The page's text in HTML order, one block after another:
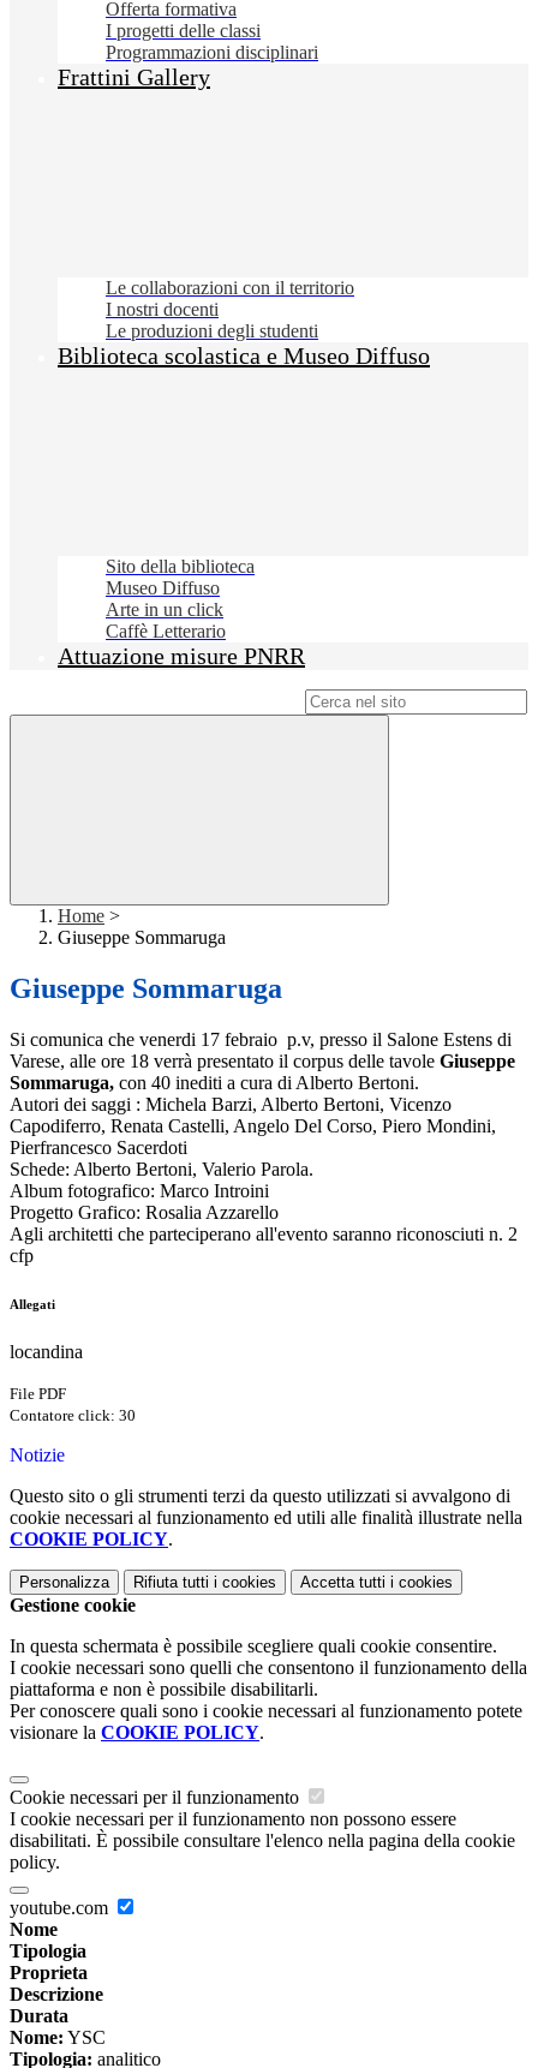
Offerta formativa
I progetti delle classi
Programmazioni disciplinari
Frattini Gallery
Le collaborazioni con il territorio
I nostri docenti
Le produzioni degli studenti
Biblioteca scolastica e Museo Diffuso
Sito della biblioteca
Museo Diffuso
Arte in un click
Caffè Letterario
Attuazione misure PNRR
Home >
Giuseppe Sommaruga
Giuseppe Sommaruga
Si comunica che venerdi 17 febraio p.v, presso il Salone Estens di
Varese, alle ore 18 verrà presentato il corpus delle tavole Giuseppe
Sommaruga, con 40 inediti a cura di Alberto Bertoni.
Autori dei saggi : Michela Barzi, Alberto Bertoni, Vicenzo
Capodiferro, Renata Castelli, Angelo Del Corso, Piero Mondini,
Pierfrancesco Sacerdoti
Schede: Alberto Bertoni, Valerio Parola.
Album fotografico: Marco Introini
Progetto Grafico: Rosalia Azzarello
Agli architetti che parteciperano all'evento saranno riconosciuti n. 2
cfp
Allegati
locandina
File PDF
Contatore click: 30
Notizie
Questo sito o gli strumenti terzi da questo utilizzati si avvalgono di
cookie necessari al funzionamento ed utili alle finalità illustrate nella
COOKIE POLICY.
Personalizza Rifiuta tutti i cookies Accetta tutti i cookies
Gestione cookie
In questa schermata è possibile scegliere quali cookie consentire.
I cookie necessari sono quelli che consentono il funzionamento della
piattaforma e non è possibile disabilitarli.
Per conoscere quali sono i cookie necessari al funzionamento potete
visionare la COOKIE POLICY.
Cookie necessari per il funzionamento
I cookie necessari per il funzionamento non possono essere
disabilitati. È possibile consultare l'elenco nella pagina della cookie
policy.
youtube.com
Nome
Tipologia
Proprieta
Descrizione
Durata
Nome: YSC
Tipologia: analitico